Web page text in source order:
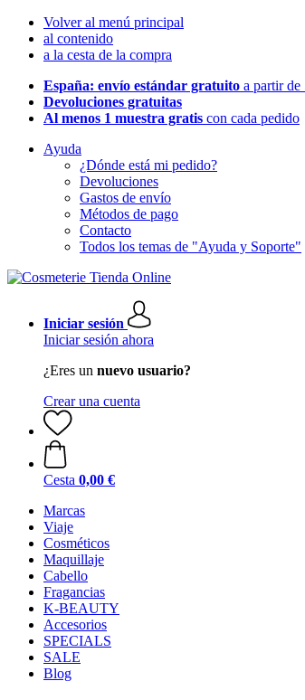
Volver al menú principal
al contenido
a la cesta de la compra
España: envío estándar gratuito a partir de
Devoluciones gratuitas
Al menos 1 muestra gratis con cada pedido
Ayuda
¿Dónde está mi pedido?
Devoluciones
Gastos de envío
Métodos de pago
Contacto
Todos los temas de "Ayuda y Soporte"
Iniciar sesión
Iniciar sesión ahora
¿Eres un nuevo usuario?
Crear una cuenta
Cesta 0,00 €
Marcas
Viaje
Cosméticos
Maquillaje
Cabello
Fragancias
K-BEAUTY
Accesorios
SPECIALS
SALE
Blog